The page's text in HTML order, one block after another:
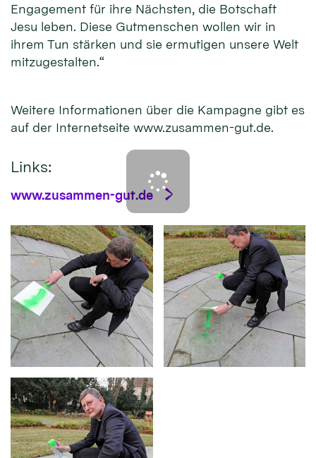
Engagement für ihre Nächsten, die Botschaft
Jesu leben. Diese Gutmenschen wollen wir in
ihrem Tun stärken und sie ermutigen unsere Welt
mitzugestalten.“
Weitere Informationen über die Kampagne gibt es
auf der Internetseite www.zusammen-gut.de.
Links:
www.zusammen-gut.de